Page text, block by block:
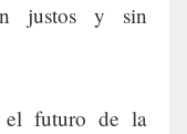
justos y sin
el futuro de la